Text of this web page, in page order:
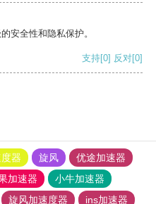
安全性和隐私保护。
支持[0] 反对[0]
器 旋风
优途加速器
加速器
小牛加速器
旋风加速度器 ins加速器